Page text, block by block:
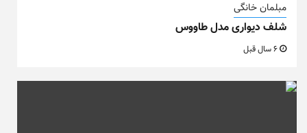
مبلمان خانگی
شلف دیواری مدل طاووس